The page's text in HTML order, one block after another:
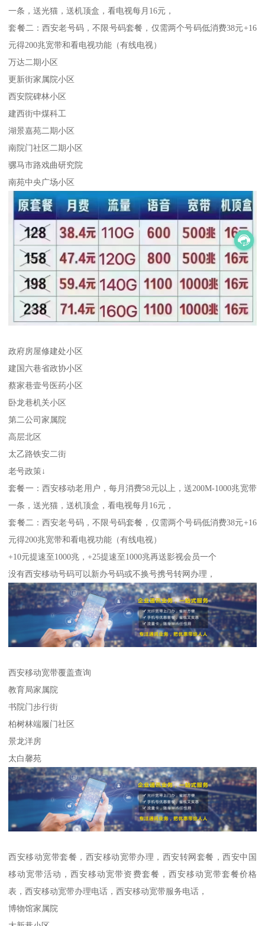
一条，送光猫，送机顶盒，看电视每月16元，
套餐二：西安老号码，不限号码套餐，仅需两个号码低消费38元+16
元得200兆宽带和看电视功能（有线电视）
万达二期小区
更新街家属院小区
西安院碑林小区
建西街中煤科工
湖景嘉苑二期小区
南院门社区二期小区
骡马市路戏曲研究院
南苑中央广场小区
政府房屋修建处小区
建国六巷省政协小区
蔡家巷壹号医药小区
卧龙巷机关小区
第二公司家属院
高层北区
太乙路铁安二街
老号政策↓
套餐一：西安移动老用户，每月消费58元以上，送200M-1000兆宽带
一条，送光猫，送机顶盒，看电视每月16元，
套餐二：西安老号码，不限号码套餐，仅需两个号码低消费38元+16
元得200兆宽带和看电视功能（有线电视）
+10元提速至1000兆，+25提速至1000兆再送影视会员一个
没有西安移动号码可以新办号码或不换号携号转网办理，
西安移动宽带覆盖查询
教育局家属院
书院门步行街
柏树林端履门社区
景龙洋房
太白馨苑
西安移动宽带套餐，西安移动宽带办理，西安转网套餐，西安中国
移动宽带活动，西安移动宽带资费套餐，西安移动宽带套餐价格
表，西安移动宽带办理电话，西安移动宽带服务电话，
博物馆家属院